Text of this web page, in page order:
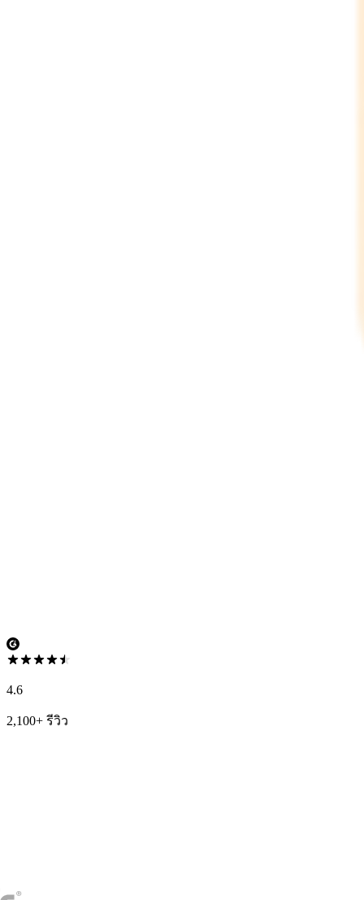
4.6
2,100+ รีวิว